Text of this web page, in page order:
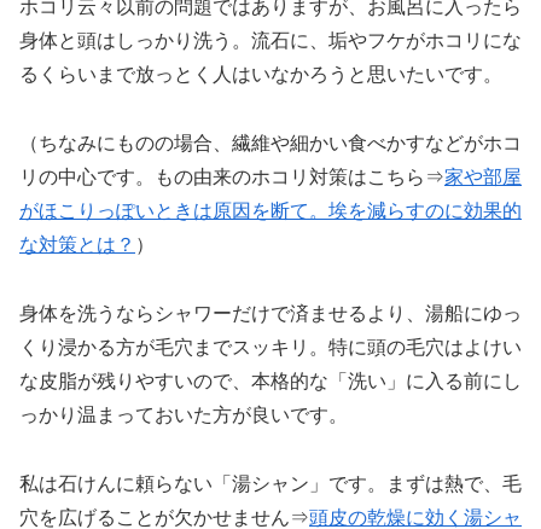
ホコリ云々以前の問題ではありますが、お風呂に入ったら
身体と頭はしっかり洗う。流石に、垢やフケがホコリにな
るくらいまで放っとく人はいなかろうと思いたいです。
（ちなみにものの場合、繊維や細かい食べかすなどがホコ
リの中心です。もの由来のホコリ対策はこちら⇒家や部屋
がほこりっぽいときは原因を断て。埃を減らすのに効果的
な対策とは？ ）
身体を洗うならシャワーだけで済ませるより、湯船にゆっ
くり浸かる方が毛穴までスッキリ。特に頭の毛穴はよけい
な皮脂が残りやすいので、本格的な「洗い」に入る前にし
っかり温まっておいた方が良いです。
私は石けんに頼らない「湯シャン」です。まずは熱で、毛
穴を広げることが欠かせません⇒頭皮の乾燥に効く湯シャ